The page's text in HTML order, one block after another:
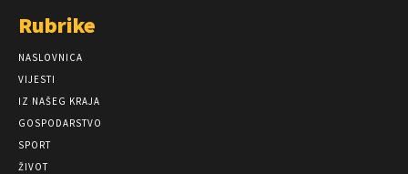
Rubrike
NASLOVNICA
VIJESTI
IZ NAŠEG KRAJA
GOSPODARSTVO
SPORT
ŽIVOT